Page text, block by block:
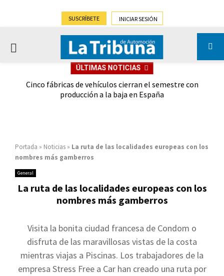
SUSCRÍBETE INICIAR SESIÓN
PRIMARY
ÚLTIMAS NOTICIAS
Cinco fábricas de vehículos cierran el semestre con
producción a la baja en España
Portada » Noticias » La ruta de las localidades europeas con los
nombres más gamberros
General
La ruta de las localidades europeas con los
nombres más gamberros
Visita la bonita ciudad francesa de Condom o
disfruta de las maravillosas vistas de la costa
mientras viajas a Piscinas. Los trabajadores de la
empresa Stress Free a Car han creado una ruta por